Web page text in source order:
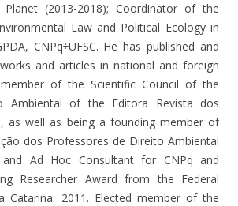
(2013-2018); Coordinator of the
Law and Political Ecology in
CNPq÷UFSC. He has published and
and articles in national and foreign
of the Scientific Council of the
Ambiental of the Editora Revista dos
as well as being a founding member of
dos Professores de Direito Ambiental
Ad Hoc Consultant for CNPq and
Researcher Award from the Federal
Catarina. 2011. Elected member of the